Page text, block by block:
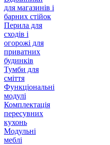
для магазинів і
барних стійок
Перила для
сходів і
огорожі для
приватних
будинків
Тумби для
сміття
Функціональні
модулі
Комплектація
пересувних
кухонь
Модульні
меблі